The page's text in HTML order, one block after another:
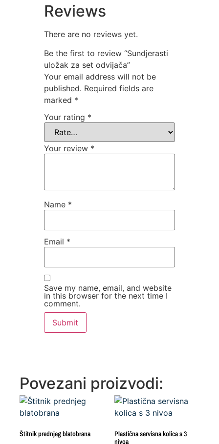
Reviews
There are no reviews yet.
Be the first to review “Sundjerasti
uložak za set odvijača”
Your email address will not be
published. Required fields are
marked *
Your rating *
Your review *
Name *
Email *
Save my name, email, and website
in this browser for the next time I
comment.
Povezani proizvodi:
Štitnik prednjeg blatobrana
Plastična servisna kolica s 3
nivoa